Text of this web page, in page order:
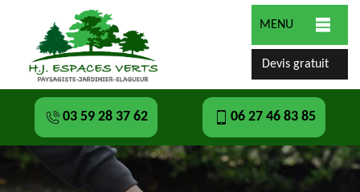
MENU
Devis gratuit
03 59 28 37 62 06 27 46 83 85